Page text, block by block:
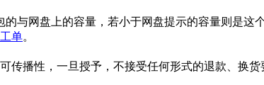
与网盘上的容量，若小于网盘提示的容量则是
单。
传播性，一旦授予，不接受任何形式的退款、换